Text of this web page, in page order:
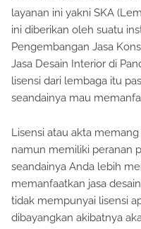
layanan ini yakni SKA
ini diberikan oleh suatu
Pengembangan Jasa
Jasa Desain Interior di
lisensi dari lembaga itu
seandainya mau
Lisensi atau akta
namun memiliki peranan
seandainya Anda lebih
memanfaatkan jasa
tidak mempunyai lisensi
dibayangkan akibatnya